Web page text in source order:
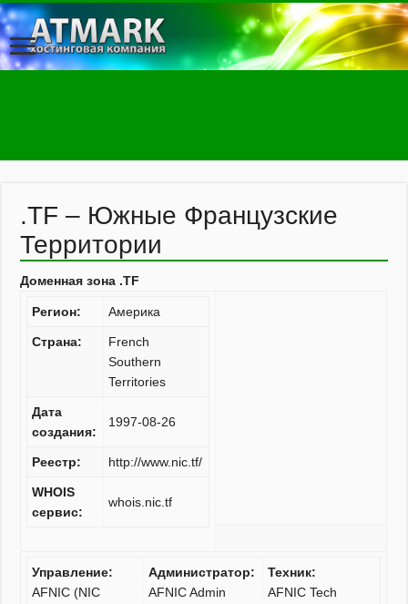
.TF – Южные Французские
Территории
Доменная зона .TF
Регион: Америка
Страна:
French
Southern
Territories
Дата
создания:
1997-08-26
Реестр: http://www.nic.tf/
WHOIS
сервис:
whois.nic.tf
Управление:
AFNIC (NIC
Администратор:
AFNIC Admin
Техник:
AFNIC Tech